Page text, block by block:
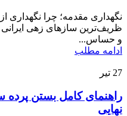
نگهداری مقدمه؛ چرا نگهداری
ظریف‌ترین سازهای زهی
و حساس...
ادامه مطلب
27 تیر
راهنمای کامل بستن پرده
نهایی